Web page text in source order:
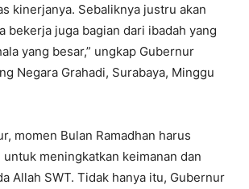
kinerjanya. Sebaliknya justru akan
bekerja juga bagian dari ibadah yang
yang besar,” ungkap Gubernur
Negara Grahadi, Surabaya, Minggu
momen Bulan Ramadhan harus
meningkatkan keimanan dan
Allah SWT. Tidak hanya itu, Gubernur